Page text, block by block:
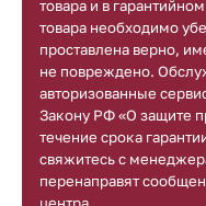
товара и в
товара необходимо
проставлена верно,
не повреждено.
авторизованные
Закону РФ «О защите
течение срока
свяжитесь с
перенаправят
центра.